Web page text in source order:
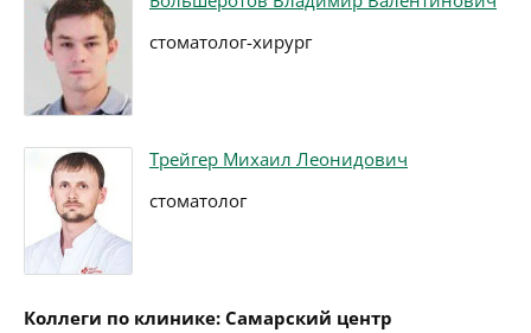
стоматолог-хирург
Трейгер Михаил Леонидович
стоматолог
Коллеги по клинике: Самарский центр